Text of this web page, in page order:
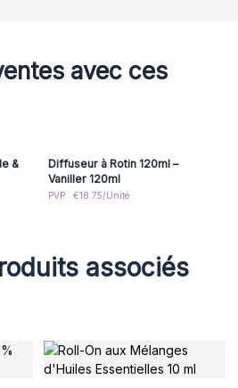
avec ces
&
Diffuseur à Rotin 120ml –
Vaniller 120ml
PVP : €18.75/Unité
associés